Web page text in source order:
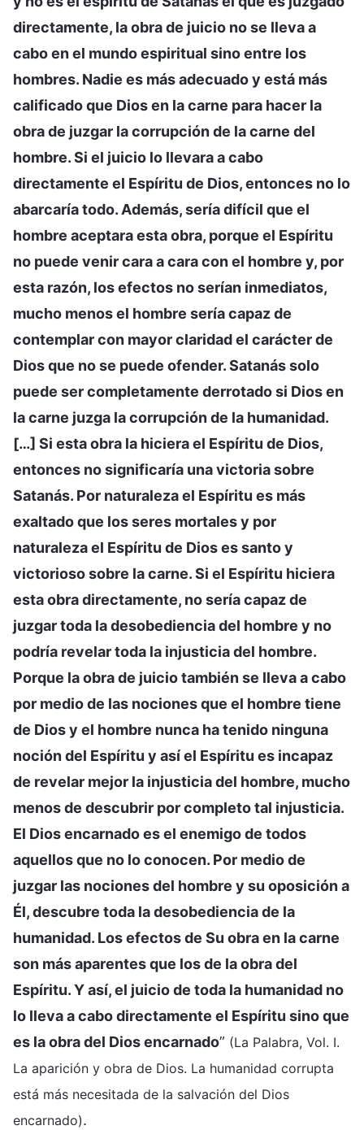
directamente, la obra de juicio no se lleva a
cabo en el mundo espiritual sino entre los
hombres. Nadie es más adecuado y está más
calificado que Dios en la carne para hacer la
obra de juzgar la corrupción de la carne del
hombre. Si el juicio lo llevara a cabo
directamente el Espíritu de Dios, entonces no lo
abarcaría todo. Además, sería difícil que el
hombre aceptara esta obra, porque el Espíritu
no puede venir cara a cara con el hombre y, por
esta razón, los efectos no serían inmediatos,
mucho menos el hombre sería capaz de
contemplar con mayor claridad el carácter de
Dios que no se puede ofender. Satanás solo
puede ser completamente derrotado si Dios en
la carne juzga la corrupción de la humanidad.
[…] Si esta obra la hiciera el Espíritu de Dios,
entonces no significaría una victoria sobre
Satanás. Por naturaleza el Espíritu es más
exaltado que los seres mortales y por
naturaleza el Espíritu de Dios es santo y
victorioso sobre la carne. Si el Espíritu hiciera
esta obra directamente, no sería capaz de
juzgar toda la desobediencia del hombre y no
podría revelar toda la injusticia del hombre.
Porque la obra de juicio también se lleva a cabo
por medio de las nociones que el hombre tiene
de Dios y el hombre nunca ha tenido ninguna
noción del Espíritu y así el Espíritu es incapaz
de revelar mejor la injusticia del hombre, mucho
menos de descubrir por completo tal injusticia.
El Dios encarnado es el enemigo de todos
aquellos que no lo conocen. Por medio de
juzgar las nociones del hombre y su oposición a
Él, descubre toda la desobediencia de la
humanidad. Los efectos de Su obra en la carne
son más aparentes que los de la obra del
Espíritu. Y así, el juicio de toda la humanidad no
lo lleva a cabo directamente el Espíritu sino que
es la obra del Dios encarnado” (La Palabra, Vol. I.
La aparición y obra de Dios. La humanidad corrupta
está más necesitada de la salvación del Dios
encarnado).